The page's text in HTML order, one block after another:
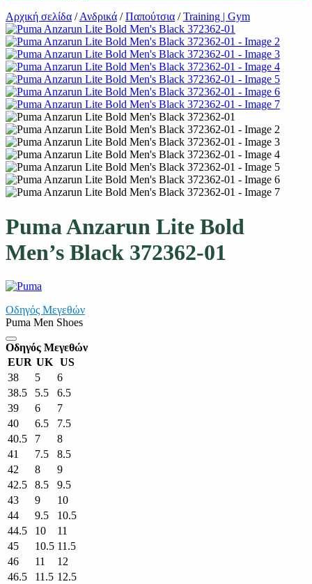
Αρχική σελίδα /Ανδρικά / Παπούτσια / Training | Gym
Puma Anzarun Lite Bold
Men’s Black 372362-01
Οδηγός Μεγεθών
Puma Men Shoes
Οδηγός Μεγεθών
EUR UK US
38
5
6
38.5
5.5
6.5
39
6
7
40
6.5
7.5
40.5
7
8
41
7.5
8.5
42
8
9
42.5
8.5
9.5
43
9
10
44
9.5
10.5
44.5
10
11
45
10.5 11.5
46
11
12
46.5
11.5 12.5